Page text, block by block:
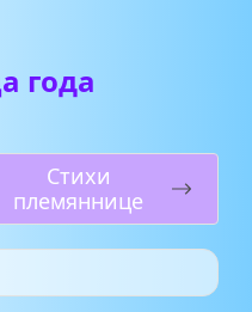
года
Стихи
племяннице